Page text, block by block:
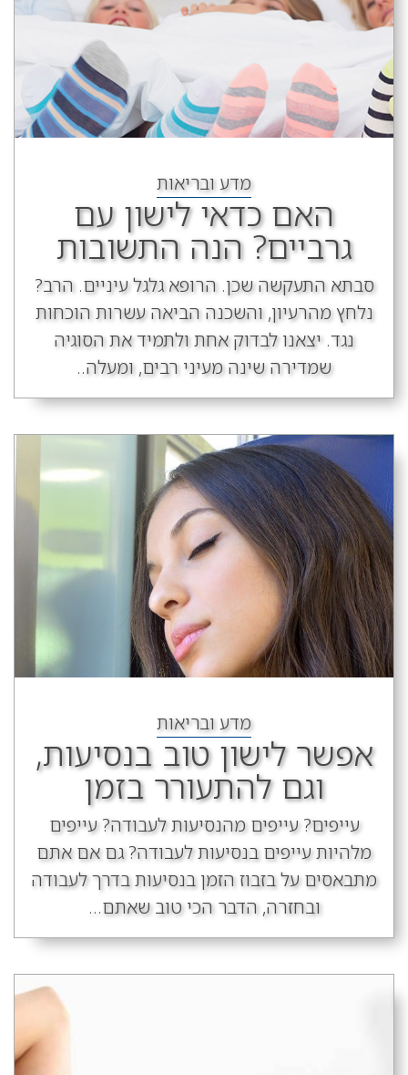
מדע ובריאות
האם כדאי לישון עם
גרביים? הנה התשובות
סבתא התעקשה שכן. הרופא גלגל עיניים. הרב?
נלחץ מהרעיון, והשכנה הביאה עשרות הוכחות
נגד. יצאנו לבדוק אחת ולתמיד את הסוגיה
שמדירה שינה מעיני רבים, ומעלה..
מדע ובריאות
אפשר לישון טוב בנסיעות,
וגם להתעורר בזמן
עייפים? עייפים מהנסיעות לעבודה? עייפים
מלהיות עייפים בנסיעות לעבודה? גם אם אתם
מתבאסים על בזבוז הזמן בנסיעות בדרך לעבודה
ובחזרה, הדבר הכי טוב שאתם...